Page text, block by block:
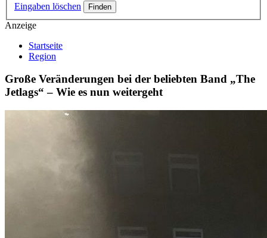
Eingaben löschen
Anzeige
Startseite
Region
Große Veränderungen bei der beliebten Band „The
Jetlags“ – Wie es nun weitergeht